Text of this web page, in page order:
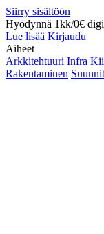
Siirry sisältöön
Hyödynnä 1kk/0€
Lue lisää Kirjaudu
Aiheet
Arkkitehtuuri Infra
Rakentaminen